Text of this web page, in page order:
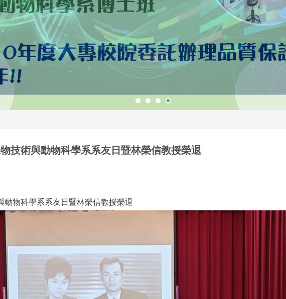
技術與動物科學系系友日暨林榮信教授榮退
動物科學系系友日暨林榮信教授榮退